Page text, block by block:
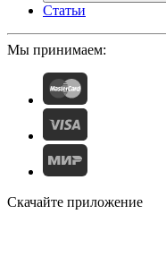
Статьи
Мы принимаем:
Скачайте приложение